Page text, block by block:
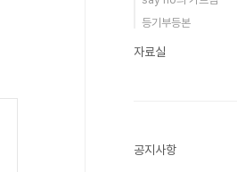
등기부등본
자료실
공지사항